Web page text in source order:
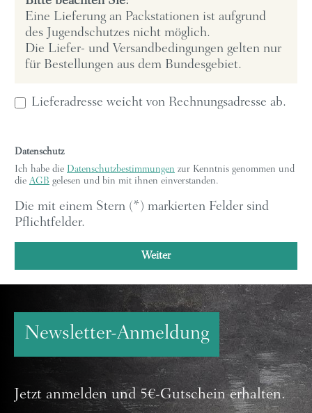
Eine Lieferung an Packstationen ist aufgrund
des Jugendschutzes nicht möglich.
Die Liefer- und Versandbedingungen gelten nur
für Bestellungen aus dem Bundesgebiet.
Lieferadresse weicht von Rechnungsadresse ab.
Datenschutz
Ich habe die Datenschutzbestimmungen zur Kenntnis genommen und
die AGB gelesen und bin mit ihnen einverstanden.
Die mit einem Stern (*) markierten Felder sind
Pflichtfelder.
Weiter
Newsletter-Anmeldung
Jetzt anmelden und 5€-Gutschein erhalten.